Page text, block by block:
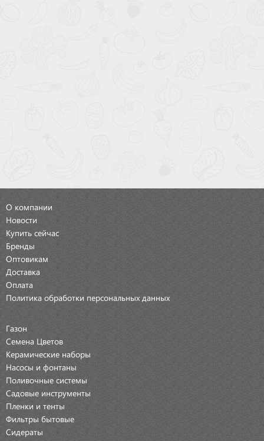
О компании
Новости
Купить сейчас
Бренды
Оптовикам
Доставка
Оплата
Политика обработки персональных данных
Газон
Семена Цветов
Керамические наборы
Насосы и фонтаны
Поливочные системы
Садовые инструменты
Пленки и тенты
Фильтры бытовые
Сидераты